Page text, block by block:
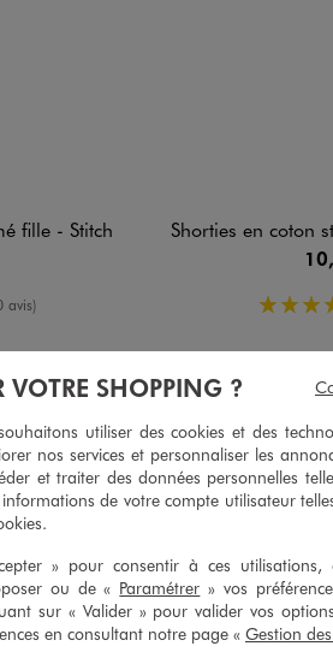
fille - Stitch
avis)
Shorties en coton stretch
VOTRE SHOPPING ?
utiliser des cookies et des
nos services et personnaliser les
et traiter des données personnelles
informations de votre compte utilisateur
» pour consentir à ces
ou de « Paramétrer » vos
sur « Valider » pour valider vos
en consultant notre page « Gestion